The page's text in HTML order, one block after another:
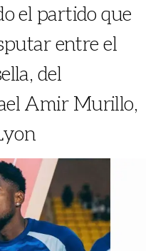
el partido que
entre el
del
Amir Murillo,